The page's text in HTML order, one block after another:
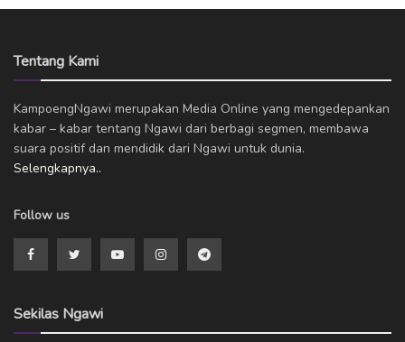
Tentang Kami
KampoengNgawi merupakan Media Online yang mengedepankan
kabar – kabar tentang Ngawi dari berbagi segmen, membawa
suara positif dan mendidik dari Ngawi untuk dunia.
Selengkapnya..
Follow us
Sekilas Ngawi